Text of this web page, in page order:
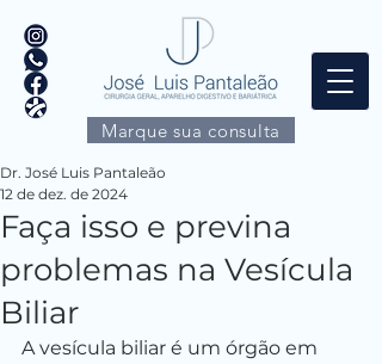
Marque sua consulta
Faça isso e previna
problemas na Vesícula
Biliar
Dr. José Luis Pantaleão
12 de dez. de 2024
A vesícula biliar é um órgão em